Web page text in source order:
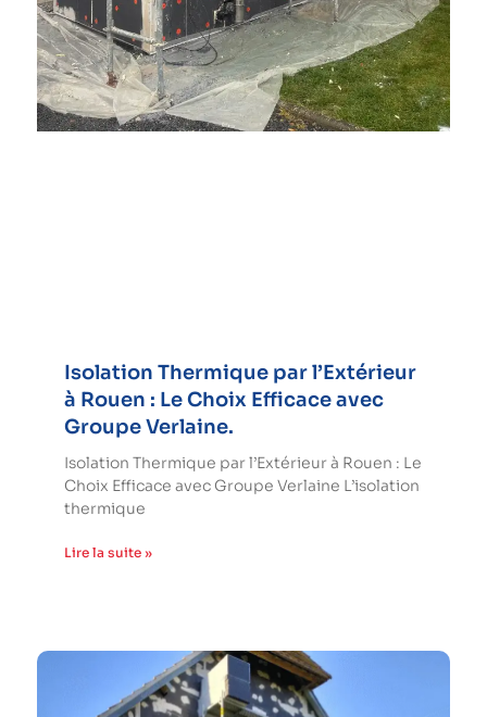
Isolation Thermique par l’Extérieur
à Rouen : Le Choix Efficace avec
Groupe Verlaine.
Isolation Thermique par l’Extérieur à Rouen : Le
Choix Efficace avec Groupe Verlaine L’isolation
thermique
Lire la suite »